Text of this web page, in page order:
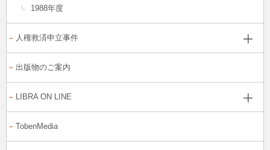
1988年度
人権救済申立事件
出版物のご案内
LIBRA ON LINE
TobenMedia